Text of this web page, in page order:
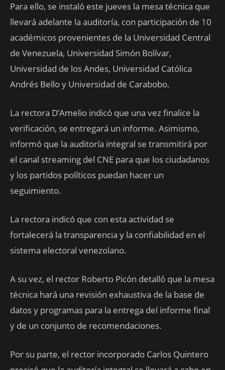
Para ello, se instaló este jueves la mesa técnica que
llevará adelante la auditoría, con participación de 10
académicos provenientes de la Universidad Central
de Venezuela, Universidad Simón Bolívar,
Universidad de los Andes, Universidad Católica
Andrés Bello y Universidad de Carabobo.
La rectora D’Amelio indicó que una vez finalice la
verificación, se entregará un informe. Asimismo,
informó que la auditoría integral se transmitirá por
el canal streaming del CNE para que los ciudadanos
y los partidos políticos puedan hacer un
seguimiento.
La rectora indicó que con esta actividad se
fortalecerá la transparencia y la confiabilidad en el
sistema electoral venezolano.
A su vez, el rector Roberto Picón detalló que la mesa
técnica hará una revisión exhaustiva de la base de
datos y programas para la entrega del informe final
y de un conjunto de recomendaciones.
Por su parte, el rector incorporado Carlos Quintero